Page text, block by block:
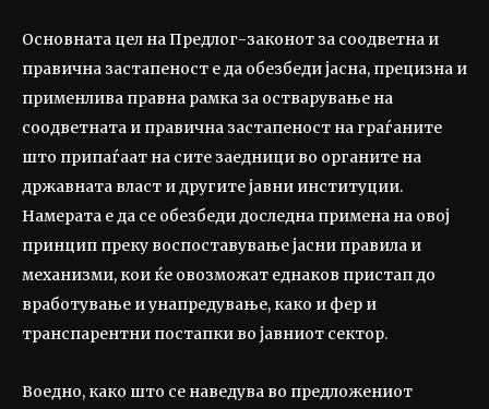
Основната цел на Предлог-законот за соодветна и
правична застапеност е да обезбеди јасна, прецизна и
применлива правна рамка за остварување на
соодветната и правична застапеност на граѓаните
што припаѓаат на сите заедници во органите на
државната власт и другите јавни институции.
Намерата е да се обезбеди доследна примена на овој
принцип преку воспоставување јасни правила и
механизми, кои ќе овозможат еднаков пристап до
вработување и унапредување, како и фер и
транспарентни постапки во јавниот сектор.
Воедно, како што се наведува во предложениот